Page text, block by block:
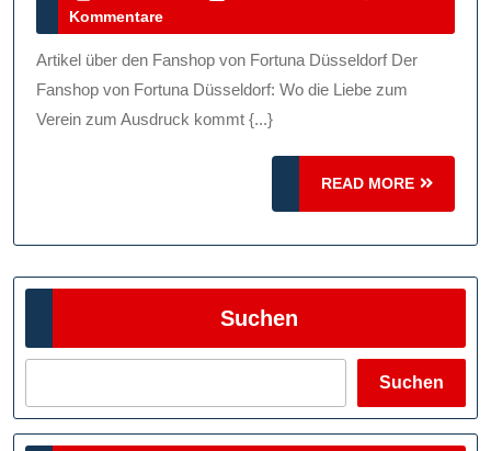
Fortuna
Düsseldorf:
Ein
Paradies
2025
Kommentare
Artikel über den Fanshop von Fortuna Düsseldorf Der
Fanshop von Fortuna Düsseldorf: Wo die Liebe zum
Verein zum Ausdruck kommt {...}
READ MORE
READ
MORE
Suchen
Suchen